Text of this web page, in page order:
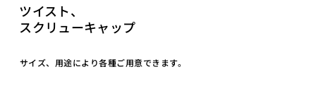
ツイスト、
スクリューキャップ
サイズ、用途により各種ご用意できます。